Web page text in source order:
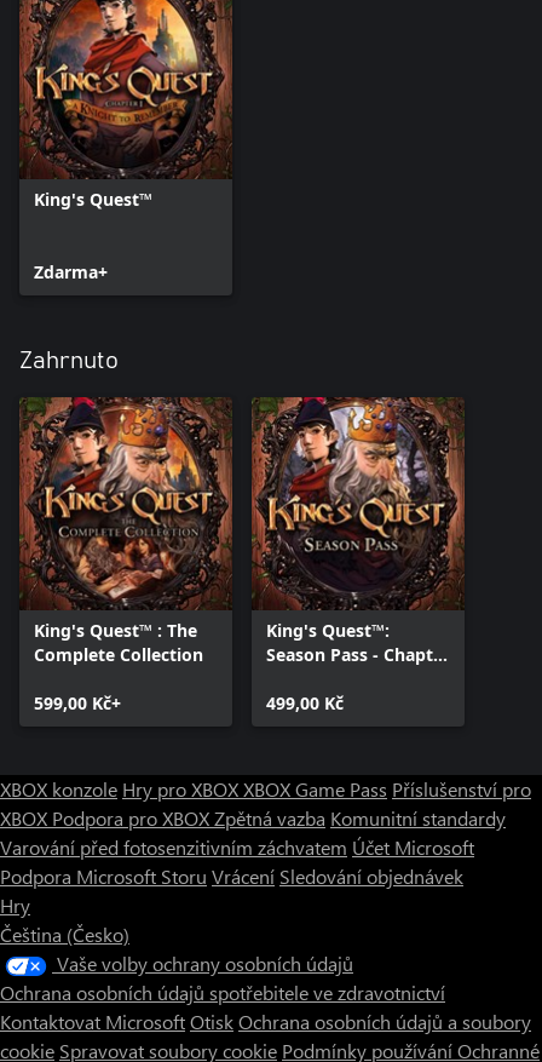
King's Quest™
Zdarma+
Zahrnuto
King's Quest™ : The
Complete Collection
599,00 Kč+
King's Quest™:
Season Pass - Chapter
499,00 Kč
XBOX konzole Hry pro XBOXXBOX Game Pass Příslušenství pro
XBOX Podpora pro XBOXZpětná vazba Komunitní standardy
Varování před fotosenzitivním záchvatem Účet Microsoft
Podpora Microsoft Storu Vrácení Sledování objednávek
Hry
Čeština (Česko)
Vaše volby ochrany osobních údajů
Ochrana osobních údajů spotřebitele ve zdravotnictví
Kontaktovat MicrosoftOtiskOchrana osobních údajů a soubory
cookie Spravovat soubory cookie Podmínky používáníOchranné